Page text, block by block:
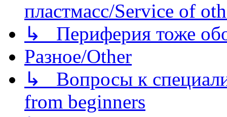
пластмасс/Service of
↳ Периферия тоже
Разное/Other
↳ Вопросы к
from beginners